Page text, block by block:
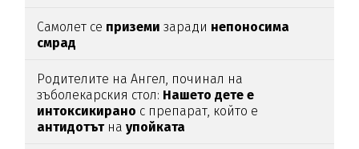
Самолет се приземи заради непоносима
смрад
Родителите на Ангел, починал на
зъболекарския стол: Нашето дете е
интоксикирано с препарат, който е
антидотътнаупойката